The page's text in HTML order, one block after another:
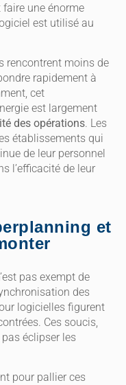
une énorme
est utilisé au
rencontrent moins de
rapidement à
cet
est largement
des opérations. Les
établissements qui
de leur personnel
l’efficacité de leur
et
pas exempt de
des
logicielles figurent
Ces soucis,
éclipser les
pour pallier ces